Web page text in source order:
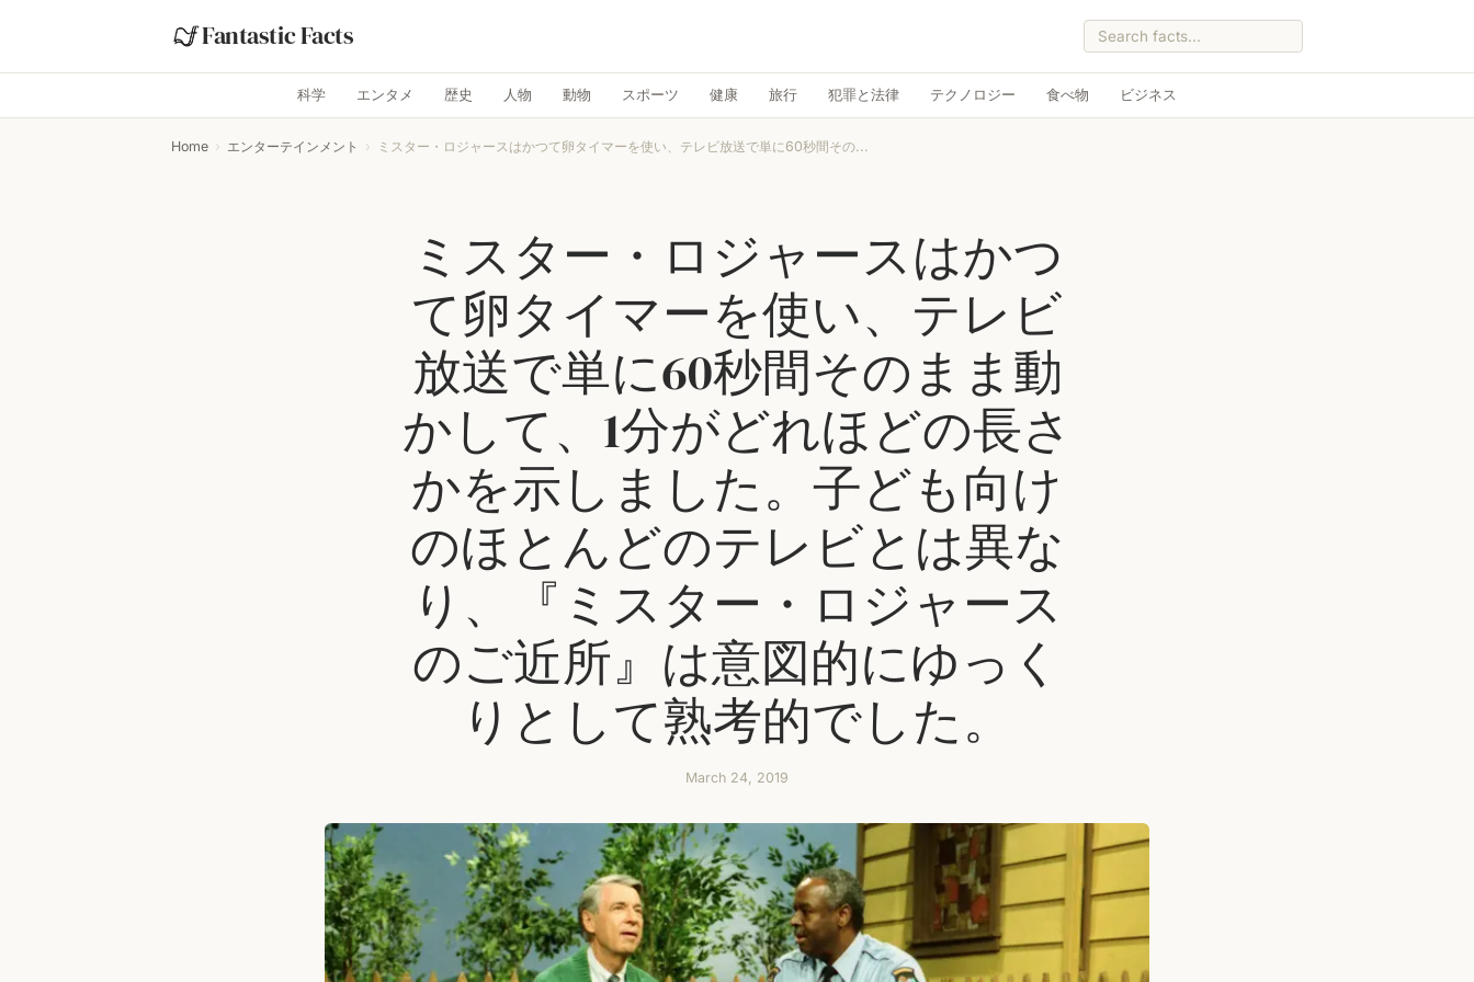
Fantastic Facts
科学 エンタメ 歴史 人物 動物 スポーツ 健康 旅行 犯罪と法律 テクノロジー 食べ物 ビジネス
Home › エンターテインメント › ミスター・ロジャースはかつて卵タイマーを使い、テレビ放送で単に60秒間その...
ミスター・ロジャースはかつ
て卵タイマーを使い、テレビ
放送で単に60秒間そのまま動
かして、1分がどれほどの長さ
かを示しました。子ども向け
のほとんどのテレビとは異な
り、『ミスター・ロジャース
のご近所』は意図的にゆっく
りとして熟考的でした。
March 24, 2019